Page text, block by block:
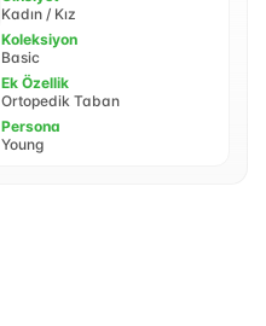
Kadın / Kız
Koleksiyon
Basic
Ek Özellik
Ortopedik Taban
Persona
Young